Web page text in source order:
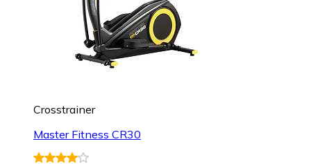
Crosstrainer
Master Fitness CR30